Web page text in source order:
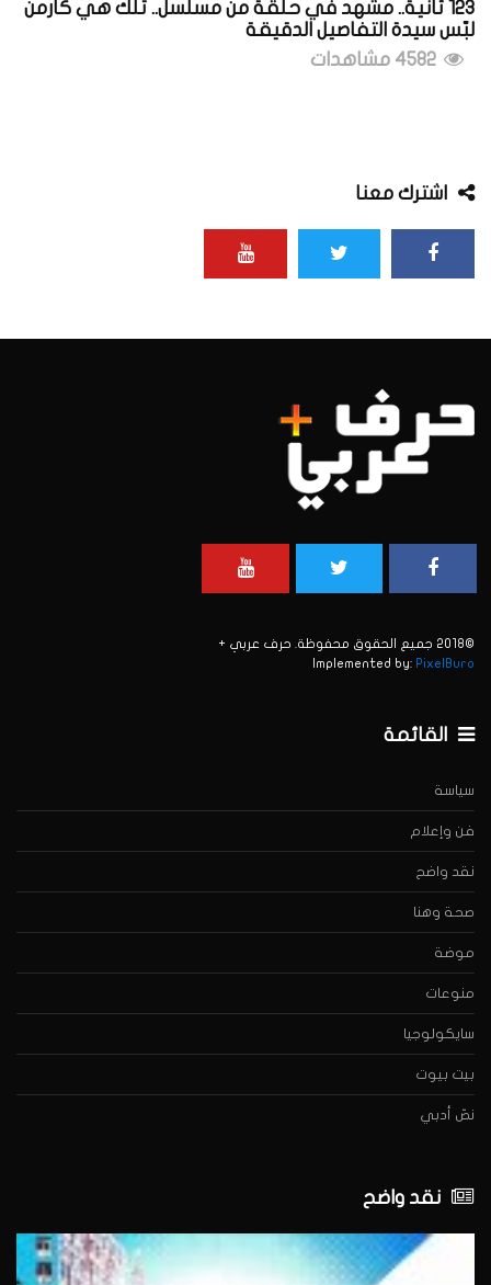
123 ثانية.. مشهد في حلقة من مسلسل.. تلك هي كارمن
لبّس سيدة التفاصيل الدقيقة
اشترك معنا
©2018 جميع الحقوق محفوظة. حرف عربي +
Implemented by: PixelBuro
القائمة
سياسة
فن وإعلام
نقد واضح
صحة وهنا
موضة
منوعات
سايكولوجيا
بيت بيوت
نصّ أدبي
نقد واضح